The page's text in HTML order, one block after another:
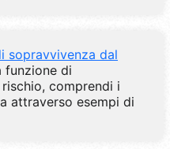
sopravvivenza dal
funzione di
comprendi i
attraverso esempi di